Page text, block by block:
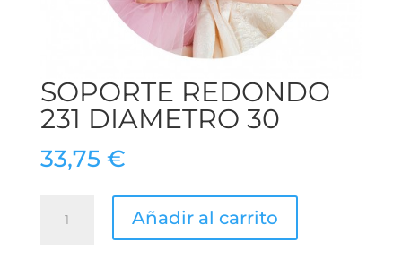
SOPORTE REDONDO
231 DIAMETRO 30
33,75 €
Redondo
Añadir al carrito